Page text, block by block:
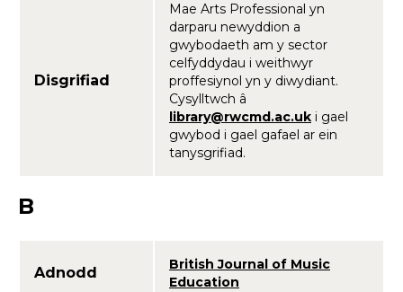
Disgrifiad
Mae Arts Professional yn
darparu newyddion a
gwybodaeth am y sector
celfyddydau i weithwyr
proffesiynol yn y diwydiant.
Cysylltwch â
library@rwcmd.ac.uk i gael
gwybod i gael gafael ar ein
tanysgrifiad.
B
Adnodd
British Journal of Music
Education